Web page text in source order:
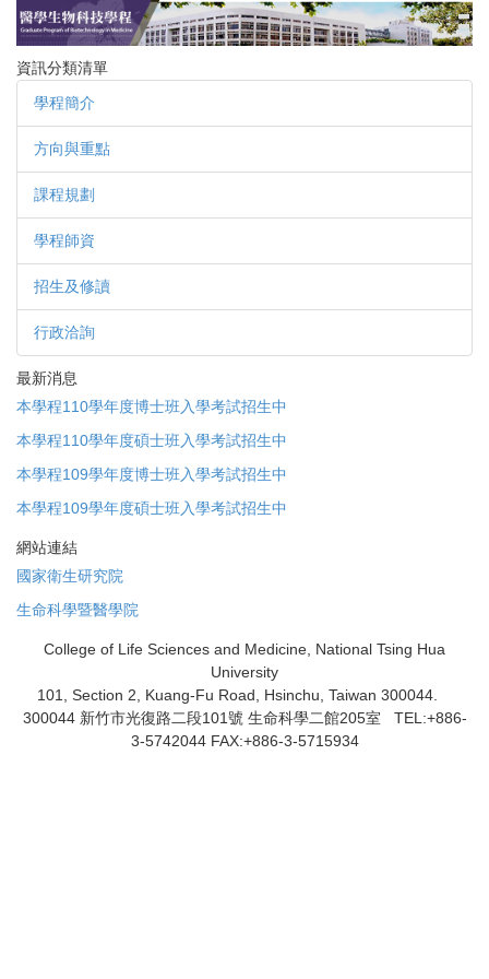
跳
到
主
要
容
資訊分類清單
學程簡介
方向與重點
課程規劃
學程師資
招生及修讀
行政洽詢
最新消息
本學程110學年度博士班入學考試招生中
本學程110學年度碩士班入學考試招生中
本學程109學年度博士班入學考試招生中
本學程109學年度碩士班入學考試招生中
網站連結
國家衛生研究院
生命科學暨醫學院
College of Life Sciences and Medicine, National Tsing Hua
University
101, Section 2, Kuang-Fu Road, Hsinchu, Taiwan 300044.
300044 新竹市光復路二段101號 生命科學二館205室 TEL:+886-
3-5742044 FAX:+886-3-5715934